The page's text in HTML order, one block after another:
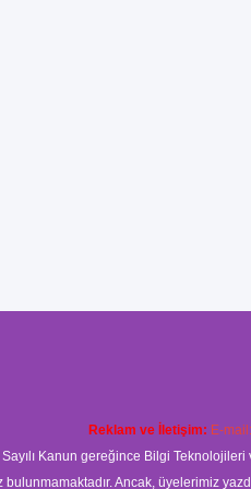
Reklam ve İletişim: E-
Kanun gereğince Bilgi
bulunmamaktadır. Ancak, üyelerimiz